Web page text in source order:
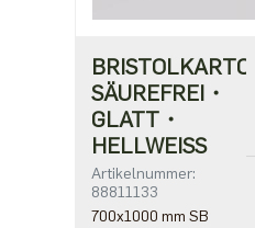
BRISTOLKARTON
SÄUREFREI・
GLATT・
HELLWEISS
Artikelnummer:
88811133
700x1000 mm SB